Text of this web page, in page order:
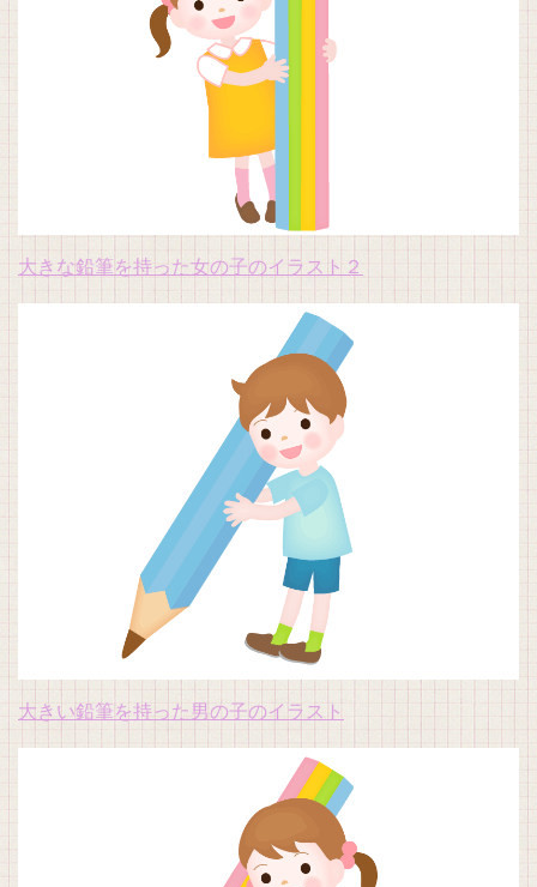
大きな鉛筆を持った女の子のイラスト２
大きい鉛筆を持った男の子のイラスト